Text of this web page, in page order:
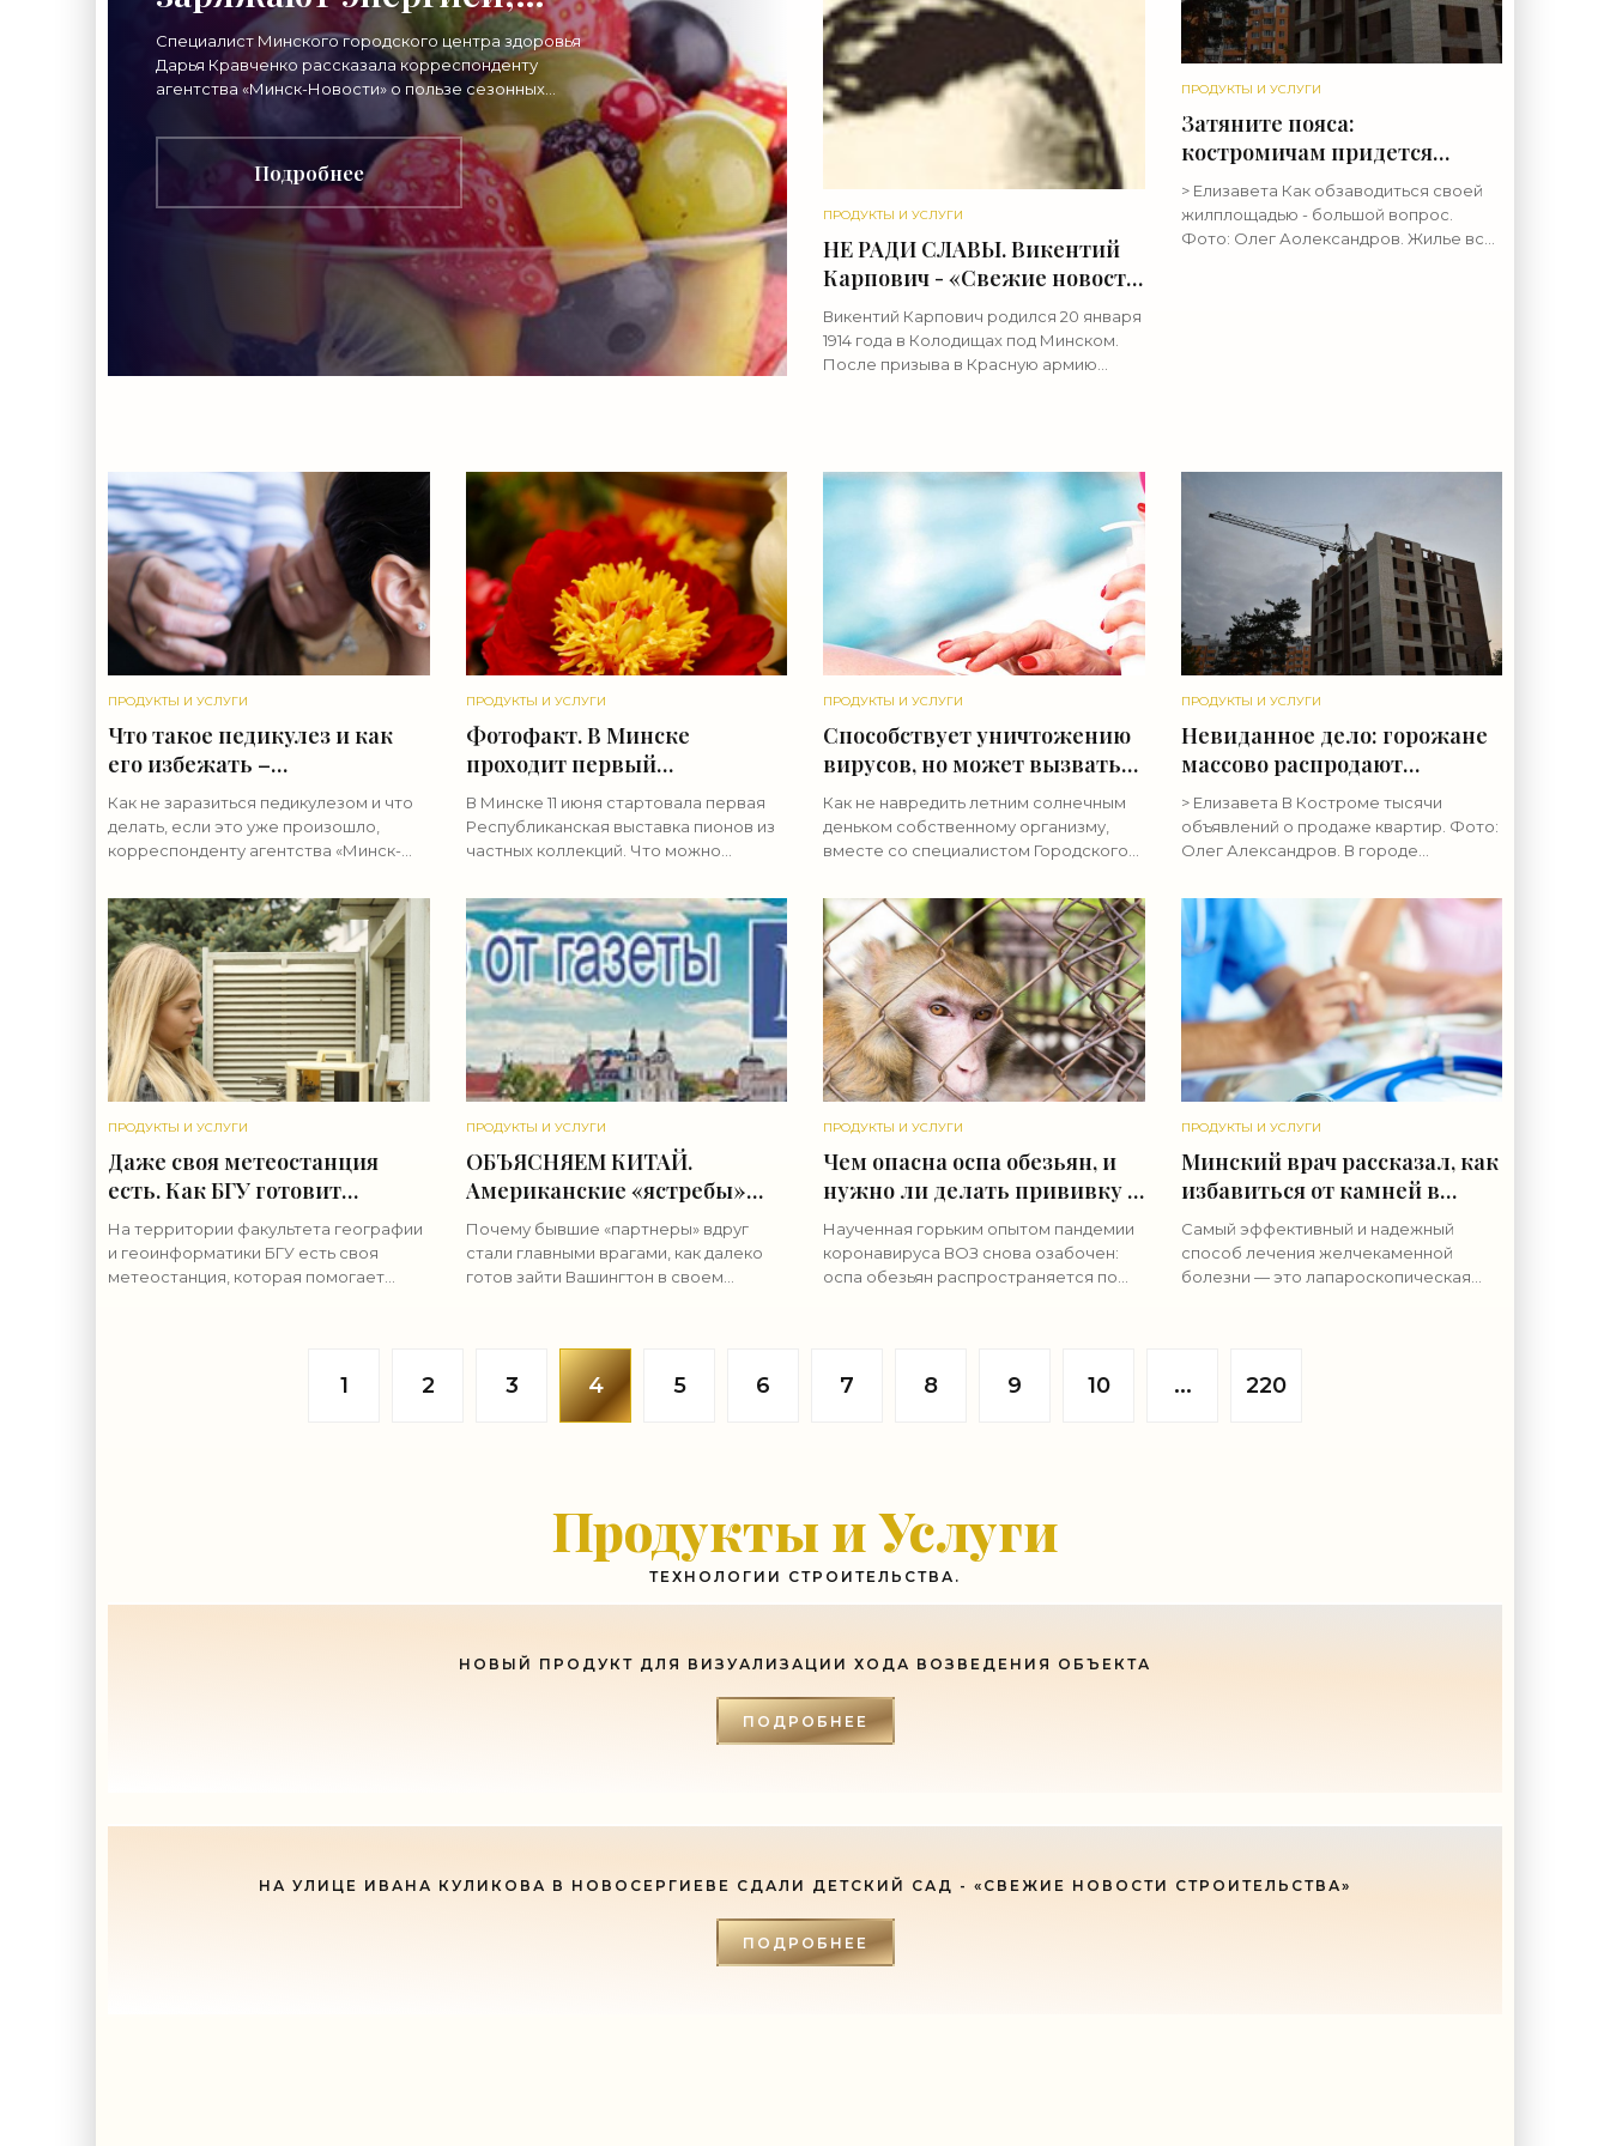
замедляют старение.
Чем полезны сезонные
ягоды - «Свежие
новости
строительства»
Специалист Минского городского центра здоровья
Дарья Кравченко рассказала корреспонденту
агентства «Минск-Новости» о пользе сезонных
ягод. Лето — пора цветущих растений, солнечных
дней и
Подробнее
ПРОДУКТЫ И УСЛУГИ
Затяните пояса:
костромичам придется
копить на квартиру 8 лет -
«Недвижимость»
> Елизавета Как обзаводиться своей
жилплощадью - большой вопрос.
Фото: Олег Аолександров. Жилье все
ПРОДУКТЫ И УСЛУГИ
НЕ РАДИ СЛАВЫ. Викентий
Карпович - «Свежие новости
строительства»
Викентий Карпович родился 20 января
1914 года в Колодищах под Минском.
После призыва в Красную армию
ПРОДУКТЫ И УСЛУГИ
Что такое педикулез и как
его избежать –
рекомендации специалиста
- «Свежие новости
строительства»
Как не заразиться педикулезом и что
делать, если это уже произошло,
корреспонденту агентства «Минск-
эпидемиолог государственного
учреждения «Центр гигиены и
эпидемиологии
ПРОДУКТЫ И УСЛУГИ
Фотофакт. В Минске
проходит первый
«Пионовый фест» — можно
увидеть больше 100 сортов
цветов - «Свежие новости
В Минске 11 июня стартовала первая
Республиканская выставка пионов из
частных коллекций. Что можно
материале корреспондента агентства
«Минск-Новости». ...
ПРОДУКТЫ И УСЛУГИ
Способствует уничтожению
вирусов, но может вызвать
рак кожи. Специалист
рассказала о пользе и вреде
солнечных лучей - «Свежие
Как не навредить летним солнечным
деньком собственному организму,
вместе со специалистом Городского
разбиралась корреспондент
агентства «Минск-Новости». ...
ПРОДУКТЫ И УСЛУГИ
Невиданное дело: горожане
массово распродают
квартиры в Костроме -
«Недвижимость»
> Елизавета В Костроме тысячи
объявлений о продаже квартир. Фото:
Олег Александров. В городе
Костроме стали повально продавать
квартиры,
ПРОДУКТЫ И УСЛУГИ
Даже своя метеостанция
есть. Как БГУ готовит
будущих синоптиков -
«Свежие новости
строительства»
На территории факультета географии
и геоинформатики БГУ есть своя
метеостанция, которая помогает
ПРОДУКТЫ И УСЛУГИ
ОБЪЯСНЯЕМ КИТАЙ.
Американские «ястребы»
атакуют Поднебесную. Кто в
итоге окажется победителем
- «Свежие новости
Почему бывшие «партнеры» вдруг
стали главными врагами, как далеко
готов зайти Вашингтон в своем
тонкостях мировой геополитики
ПРОДУКТЫ И УСЛУГИ
Чем опасна оспа обезьян, и
нужно ли делать прививку -
«Свежие новости
строительства»
Наученная горьким опытом пандемии
коронавируса ВОЗ снова озабочен:
оспа обезьян распространяется по
ПРОДУКТЫ И УСЛУГИ
Минский врач рассказал, как
избавиться от камней в
желчном пузыре - «Свежие
новости строительства»
Самый эффективный и надежный
способ лечения желчекаменной
болезни — это лапароскопическая
1 2 3 4 5 6 7 8 9 10 ... 220
Продукты и Услуги
ТЕХНОЛОГИИ СТРОИТЕЛЬСТВА.
НОВЫЙ ПРОДУКТ ДЛЯ ВИЗУАЛИЗАЦИИ ХОДА ВОЗВЕДЕНИЯ ОБЪЕКТА
ПОДРОБНЕЕ
НА УЛИЦЕ ИВАНА КУЛИКОВА В НОВОСЕРГИЕВЕ СДАЛИ ДЕТСКИЙ САД - «СВЕЖИЕ НОВОСТИ СТРОИТЕЛЬСТВА»
ПОДРОБНЕЕ